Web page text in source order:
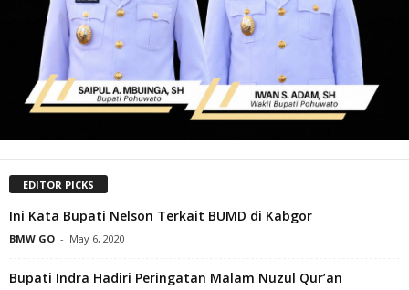
EDITOR PICKS
Ini Kata Bupati Nelson Terkait BUMD di Kabgor
BMW GO - May 6, 2020
Bupati Indra Hadiri Peringatan Malam Nuzul Qur’an